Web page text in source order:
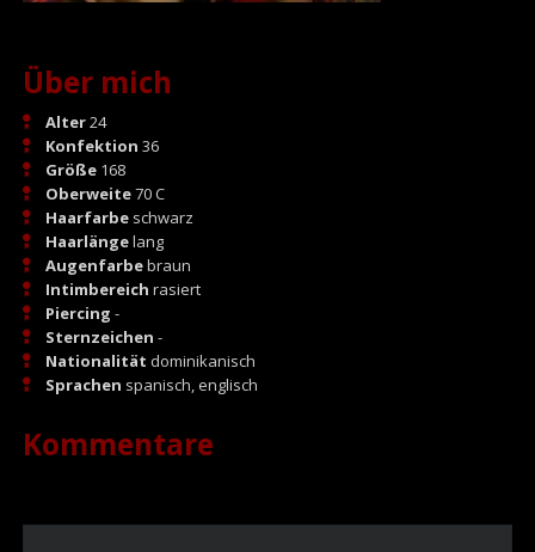
Über mich
Alter24
Konfektion 36
Größe168
Oberweite70 C
Haarfarbeschwarz
Haarlängelang
Augenfarbebraun
Intimbereich rasiert
Piercing -
Sternzeichen -
Nationalität dominikanisch
Sprachen spanisch, englisch
Kommentare